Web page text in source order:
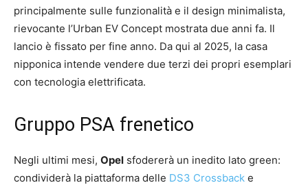
principalmente sulle funzionalità e il design minimalista,
rievocante l’Urban EV Concept mostrata due anni fa. Il
lancio è fissato per fine anno. Da qui al 2025, la casa
nipponica intende vendere due terzi dei propri esemplari
con tecnologia elettrificata.
Gruppo PSA frenetico
Negli ultimi mesi, Opel sfodererà un inedito lato green:
condividerà la piattaforma delle DS3 Crossback e